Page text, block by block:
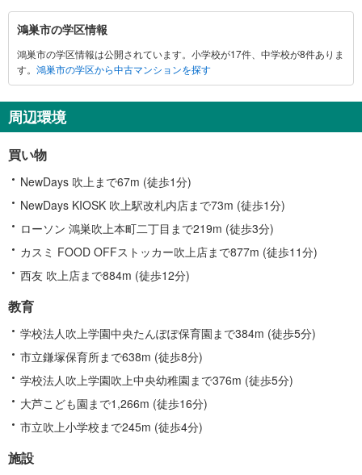
鴻
巣
市
に
す
る
報
鴻巣市の学区情報
鴻巣市の学区情報は公開されています。小学校が17件、中学校が8件ありま
す。 鴻巣市の学区から中古マンションを探す
周辺環境
買い物
NewDays 吹上まで67m (徒歩1分)
NewDays KIOSK 吹上駅改札内店まで73m (徒歩1分)
ローソン 鴻巣吹上本町二丁目まで219m (徒歩3分)
カスミ FOOD OFFストッカー吹上店まで877m (徒歩11分)
西友 吹上店まで884m (徒歩12分)
教育
学校法人吹上学園中央たんぽぽ保育園まで384m (徒歩5分)
市立鎌塚保育所まで638m (徒歩8分)
学校法人吹上学園吹上中央幼稚園まで376m (徒歩5分)
大芦こども園まで1,266m (徒歩16分)
市立吹上小学校まで245m (徒歩4分)
施設